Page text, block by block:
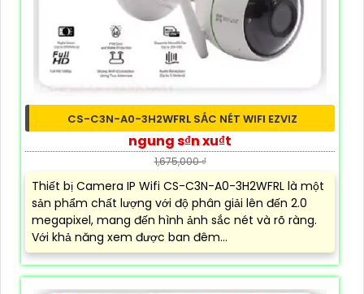
CS-C3N-A0-3H2WFRL SẮC NÉT WIFI EZVIZ
ngung s₫n xu₫t
1,675,000 ₫
Thiết bị Camera IP Wifi CS-C3N-A0-3H2WFRL là một
sản phẩm chất lượng với độ phân giải lên đến 2.0
megapixel, mang đến hình ảnh sắc nét và rõ ràng.
Với khả năng xem được ban đêm...